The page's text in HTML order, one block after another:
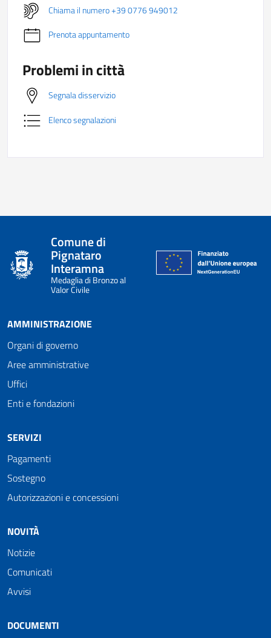
Chiama il numero +39 0776 949012
Prenota appuntamento
Problemi in città
Segnala disservizio
Elenco segnalazioni
Comune di
Pignataro
Interamna
Medaglia di Bronzo al
Valor Civile
AMMINISTRAZIONE
Organi di governo
Aree amministrative
Uffici
Enti e fondazioni
SERVIZI
Pagamenti
Sostegno
Autorizzazioni e concessioni
NOVITÀ
Notizie
Comunicati
Avvisi
DOCUMENTI